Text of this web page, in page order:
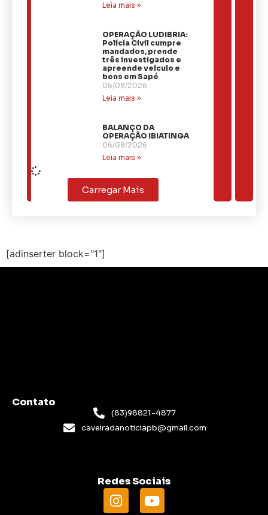
Leia mais »
OPERAÇÃO LUDIBRIA:
Polícia Civil cumpre
mandados, prende
três investigados e
apreende veículo e
bens em Sapé
06/08/2026
Leia mais »
BALANÇO DA
OPERAÇÃO IBIATINGA
06/08/2026
Leia mais »
Carregar Mais
[adinserter block="1"]
Contato
(83)98821-4877
caveiradanoticiapb@gmail.com
Redes Sociais